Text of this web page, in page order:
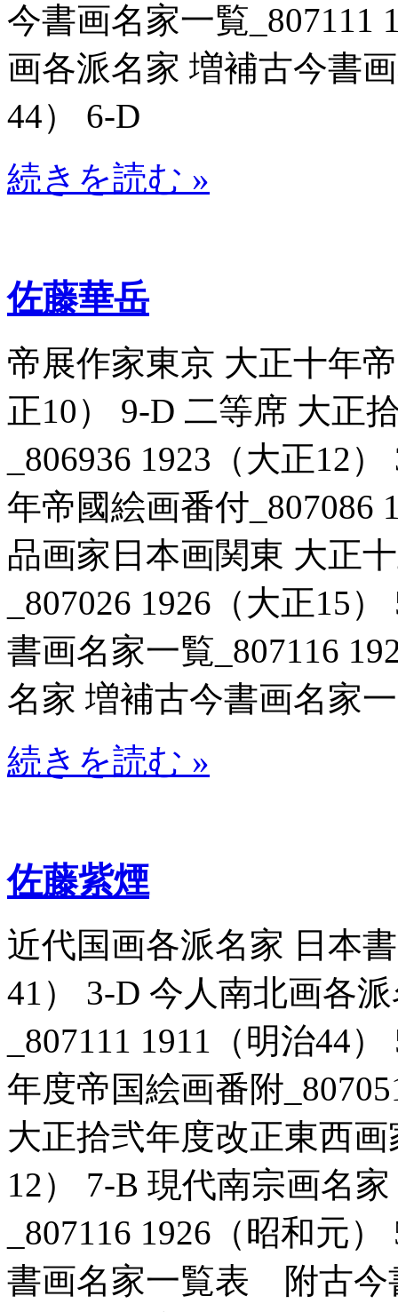
今書画名家一覧_807111
画各派名家 増補古今書
44） 6-D
続きを読む »
佐藤華岳
帝展作家東京 大正十年
正10） 9-D 二等席 大正
_806936 1923（大正12
年帝國絵画番付_807086
品画家日本画関東 大正
_807026 1926（大正15
書画名家一覧_807116
名家 増補古今書画名家
続きを読む »
佐藤紫煙
近代国画各派名家 日本
41） 3-D 今人南北画各
_807111 1911（明治44
年度帝国絵画番附
大正拾弐年度改正東西画
12） 7-B 現代南宗画名
_807116 1926（昭和元
書画名家一覧表 附古今